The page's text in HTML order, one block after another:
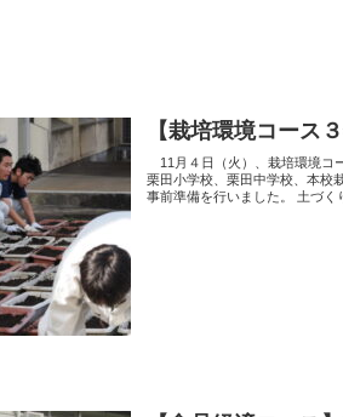
【栽培環境コース
11月４日（火）、栽培環境コ
栗田小学校、栗田中学校、本校
事前準備を行いました。 土づく